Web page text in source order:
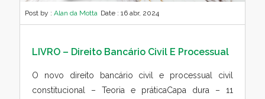
Post by : Alan da Motta Date : 16 abr, 2024
LIVRO – Direito Bancário Civil E Processual
O novo direito bancário civil e processual civil
constitucional – Teoria e práticaCapa dura – 11